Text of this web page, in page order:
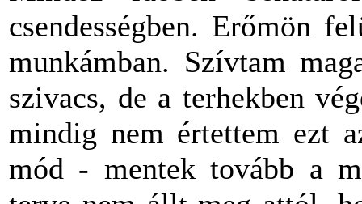
csendességben. Erőmön
munkámban. Szívtam
szivacs, de a terhekben
mindig nem értettem ezt
mód - mentek tovább a